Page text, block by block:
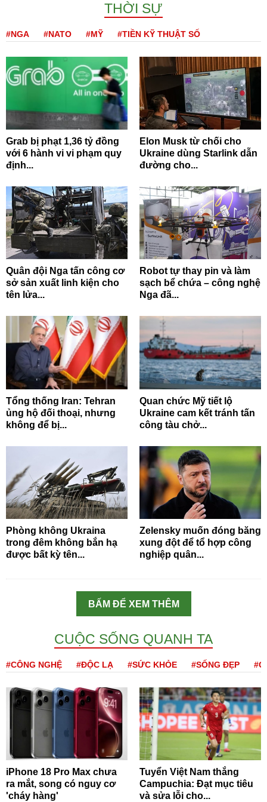
THỜI SỰ
#NGA #NATO #MỸ #TIỀN KỸ THUẬT SỐ
Grab bị phạt 1,36 tỷ đồng
với 6 hành vi vi phạm quy
định...
Elon Musk từ chối cho
Ukraine dùng Starlink dẫn
đường cho...
Quân đội Nga tấn công cơ
sở sản xuất linh kiện cho
tên lửa...
Robot tự thay pin và làm
sạch bể chứa – công nghệ
Nga đã...
Tổng thống Iran: Tehran
ủng hộ đối thoại, nhưng
không để bị...
Quan chức Mỹ tiết lộ
Ukraine cam kết tránh tấn
công tàu chở...
Phòng không Ukraina
trong đêm không bắn hạ
được bất kỳ tên...
Zelensky muốn đóng băng
xung đột để tổ hợp công
nghiệp quân...
BẤM ĐỂ XEM THÊM
CUỘC SỐNG QUANH TA
#CÔNG NGHỆ #ĐỘC LẠ #SỨC KHỎE #SỐNG ĐẸP
iPhone 18 Pro Max chưa
ra mắt, song có nguy cơ
'cháy hàng'
Tuyển Việt Nam thắng
Campuchia: Đạt mục tiêu
và sửa lỗi cho...